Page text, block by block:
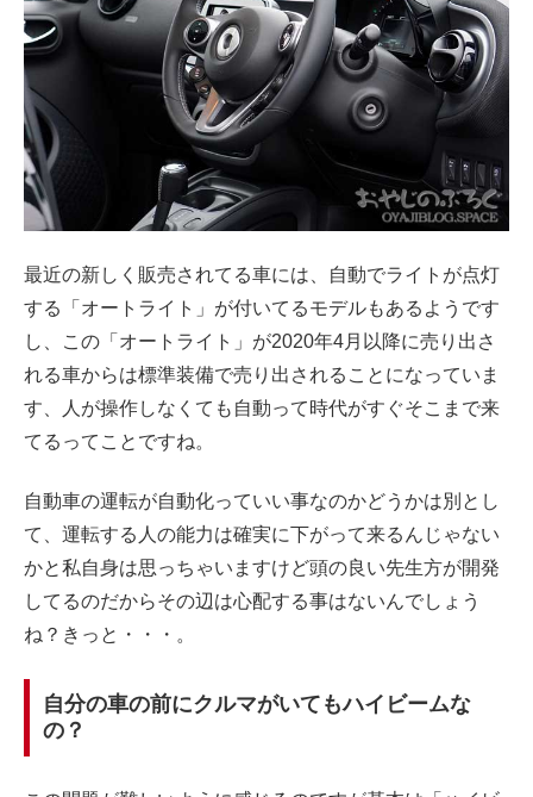
最近の新しく販売されてる車には、自動でライトが点灯
する「オートライト」が付いてるモデルもあるようです
し、この「オートライト」が2020年4月以降に売り出さ
れる車からは標準装備で売り出されることになっていま
す、人が操作しなくても自動って時代がすぐそこまで来
てるってことですね。
自動車の運転が自動化っていい事なのかどうかは別とし
て、運転する人の能力は確実に下がって来るんじゃない
かと私自身は思っちゃいますけど頭の良い先生方が開発
してるのだからその辺は心配する事はないんでしょう
ね？きっと・・・。
自分の車の前にクルマがいてもハイビームな
の？